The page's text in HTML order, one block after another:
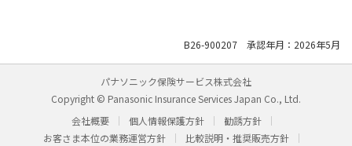
B26-900207 承認年月：2026年5月
パナソニック保険サービス株式会社
Copyright © Panasonic Insurance Services Japan Co., Ltd.
会社概要
個人情報保護方針
勧誘方針
お客さま本位の業務運営方針
比較説明・推奨販売方針